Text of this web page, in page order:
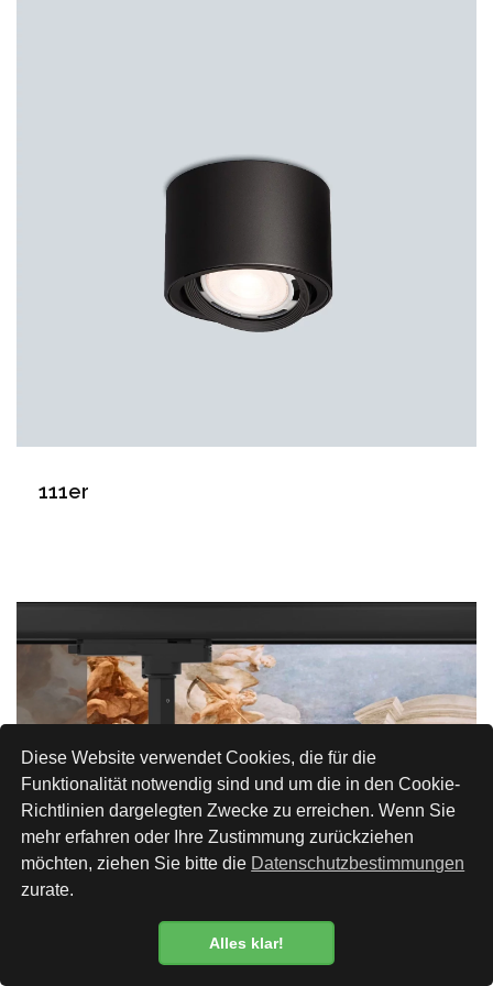
Datenschutzbestimmung
Diese Website verwendet Cookies, die für die
Funktionalität notwendig sind und um die in den Cookie-
Richtlinien dargelegten Zwecke zu erreichen. Wenn Sie
mehr erfahren oder Ihre Zustimmung zurückziehen
möchten, ziehen Sie bitte die Datenschutzbestimmungen
zurate.
Alles klar!
111er